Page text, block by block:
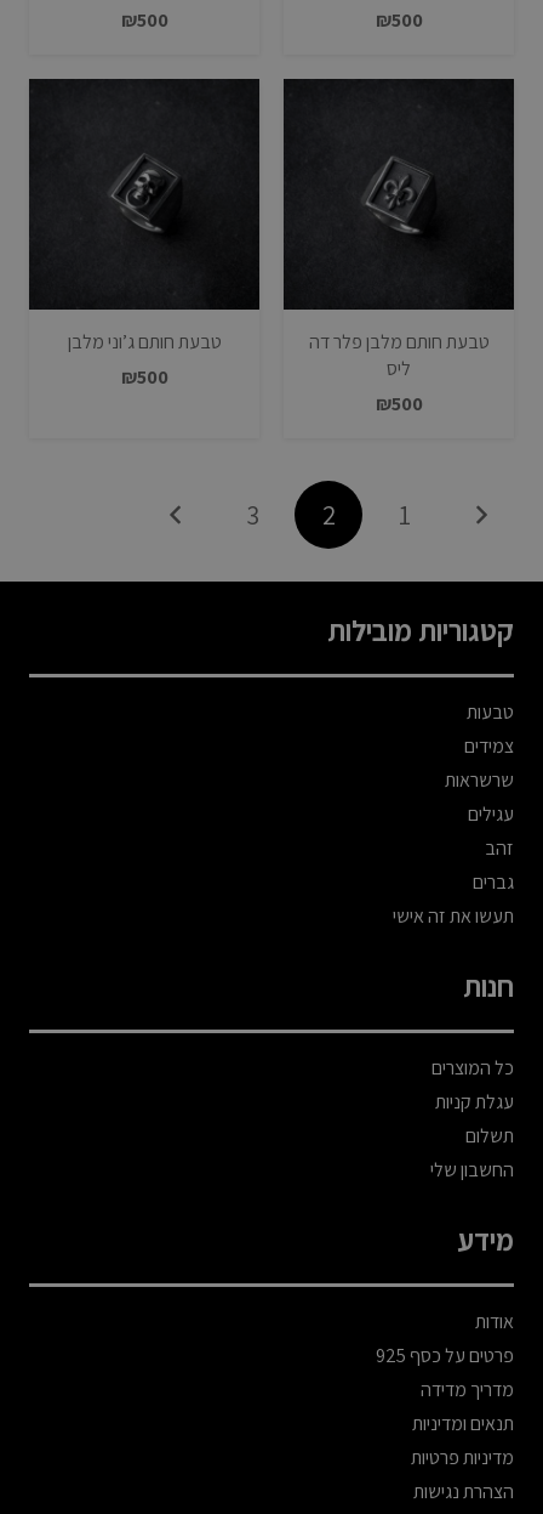
₪500
₪500
טבעת חותם מלבן פלר דה
ליס
₪500
טבעת חותם ג’וני מלבן
₪500
1
2
3
קטגוריות מובילות
טבעות
צמידים
שרשראות
עגילים
זהב
גברים
תעשו את זה אישי
חנות
כל המוצרים
עגלת קניות
תשלום
החשבון שלי
מידע
אודות
פרטים על כסף 925
מדריך מדידה
תנאים ומדיניות
מדיניות פרטיות
הצהרת נגישות